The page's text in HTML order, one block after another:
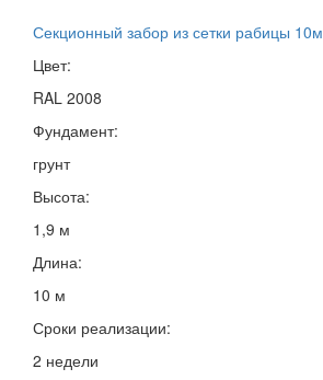
Секционный забор из сетки рабицы 10м
Цвет:
RAL 2008
Фундамент:
грунт
Высота:
1,9 м
Длина:
10 м
Сроки реализации:
2 недели